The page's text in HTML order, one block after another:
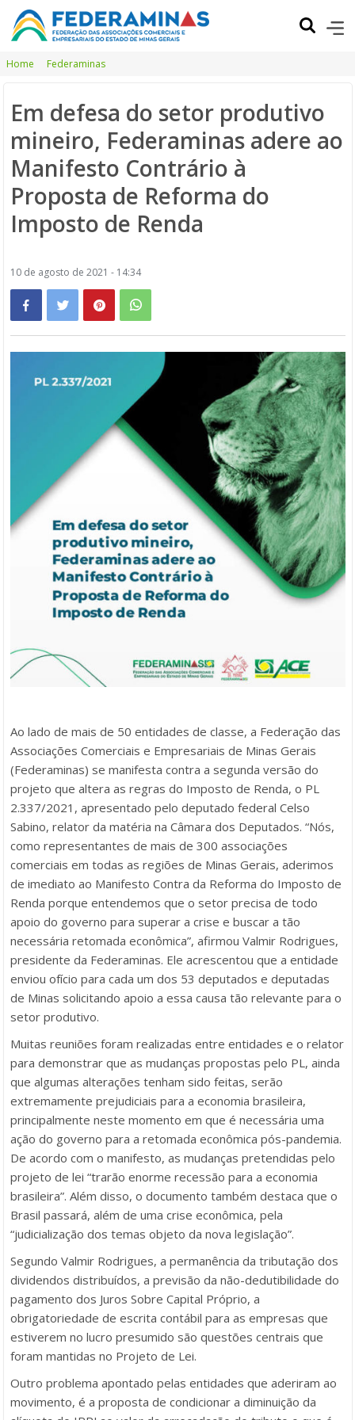
Home Federaminas
Em defesa do setor produtivo
mineiro, Federaminas adere ao
Manifesto Contrário à
Proposta de Reforma do
Imposto de Renda
10 de agosto de 2021 - 14:34
Ao lado de mais de 50 entidades de classe, a Federação das
Associações Comerciais e Empresariais de Minas Gerais
(Federaminas) se manifesta contra a segunda versão do
projeto que altera as regras do Imposto de Renda, o PL
2.337/2021, apresentado pelo deputado federal Celso
Sabino, relator da matéria na Câmara dos Deputados. “Nós,
como representantes de mais de 300 associações
comerciais em todas as regiões de Minas Gerais, aderimos
de imediato ao Manifesto Contra da Reforma do Imposto de
Renda porque entendemos que o setor precisa de todo
apoio do governo para superar a crise e buscar a tão
necessária retomada econômica”, afirmou Valmir Rodrigues,
presidente da Federaminas. Ele acrescentou que a entidade
enviou ofício para cada um dos 53 deputados e deputadas
de Minas solicitando apoio a essa causa tão relevante para o
setor produtivo.
Muitas reuniões foram realizadas entre entidades e o relator
para demonstrar que as mudanças propostas pelo PL, ainda
que algumas alterações tenham sido feitas, serão
extremamente prejudiciais para a economia brasileira,
principalmente neste momento em que é necessária uma
ação do governo para a retomada econômica pós-pandemia.
De acordo com o manifesto, as mudanças pretendidas pelo
projeto de lei “trarão enorme recessão para a economia
brasileira”. Além disso, o documento também destaca que o
Brasil passará, além de uma crise econômica, pela
“judicialização dos temas objeto da nova legislação”.
Segundo Valmir Rodrigues, a permanência da tributação dos
dividendos distribuídos, a previsão da não-dedutibilidade do
pagamento dos Juros Sobre Capital Próprio, a
obrigatoriedade de escrita contábil para as empresas que
estiverem no lucro presumido são questões centrais que
foram mantidas no Projeto de Lei.
Outro problema apontado pelas entidades que aderiram ao
movimento, é a proposta de condicionar a diminuição da